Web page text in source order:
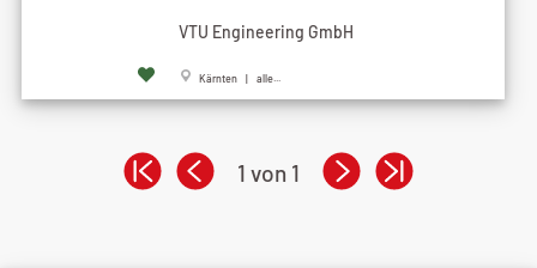
VTU Engineering GmbH
Kärnten | alle...
1 von 1